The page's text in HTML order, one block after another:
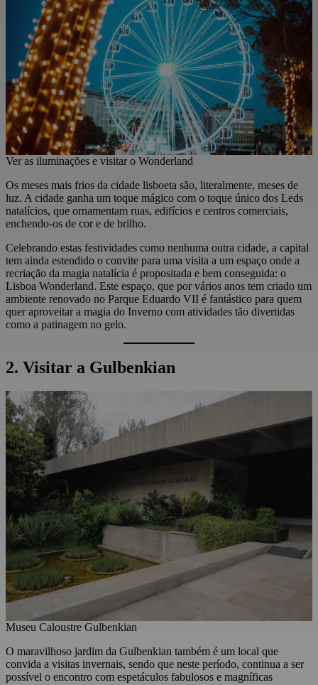
Ver as iluminações e visitar o Wonderland
Os meses mais frios da cidade lisboeta são, literalmente, meses de
luz. A cidade ganha um toque mágico com o toque único dos Leds
natalícios, que ornamentam ruas, edifícios e centros comerciais,
enchendo-os de cor e de brilho.
Celebrando estas festividades como nenhuma outra cidade, a capital
tem ainda estendido o convite para uma visita a um espaço onde a
recriação da magia natalícia é propositada e bem conseguida: o
Lisboa Wonderland. Este espaço, que por vários anos tem criado um
ambiente renovado no Parque Eduardo VII é fantástico para quem
quer aproveitar a magia do Inverno com atividades tão divertidas
como a patinagem no gelo.
2. Visitar a Gulbenkian
Museu Caloustre Gulbenkian
O maravilhoso jardim da Gulbenkian também é um local que
convida a visitas invernais, sendo que neste período, continua a ser
possível o encontro com espetáculos fabulosos e magníficas